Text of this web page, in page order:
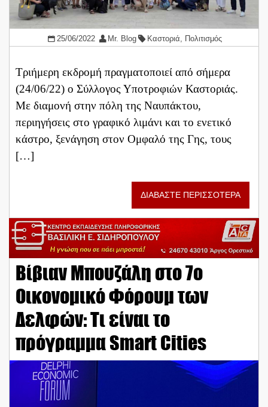
25/06/2022 Mr. Blog Καστοριά Πολιτισμός
Τριήμερη εκδρομή πραγματοποιεί από σήμερα
(24/06/22) ο Σύλλογος Υποτροφιών Καστοριάς.
Με διαμονή στην πόλη της Ναυπάκτου,
περιηγήσεις στο γραφικό λιμάνι και το ενετικό
κάστρο, ξενάγηση στον Ομφαλό της Γης, τους
[…]
ΔΙΑΒΑΣΤΕ ΠΕΡΙΣΣΟΤΕΡΑ
Βίβιαν Μπουζάλη στο 7ο
Οικονομικό Φόρουμ των
Δελφών: Τι είναι το
πρόγραμμα Smart Cities